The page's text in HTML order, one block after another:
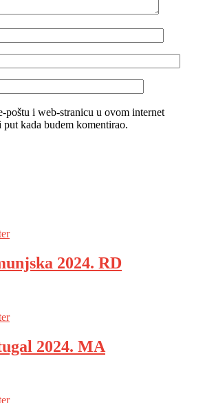
poštu i web-stranicu u ovom internet
kada budem komentirao.
2024. RD
2024. MA